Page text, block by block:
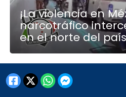
¡La violencia en
narcotráfico
en el norte del país